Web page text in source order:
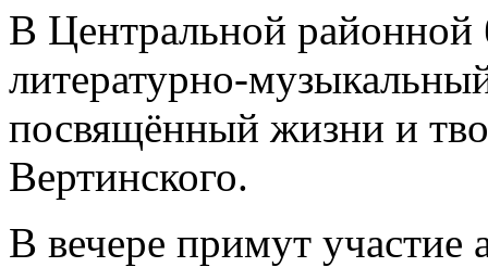
В Центральной районной
литературно-
посвящённый жизни и
Вертинского.
В вечере примут участие